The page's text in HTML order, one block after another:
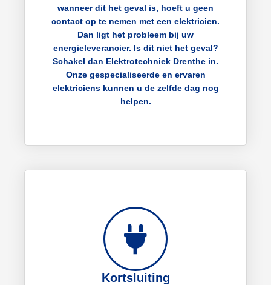
wanneer dit het geval is, hoeft u geen
contact op te nemen met een elektricien.
Dan ligt het probleem bij uw
energieleverancier. Is dit niet het geval?
Schakel dan Elektrotechniek Drenthe in.
Onze gespecialiseerde en ervaren
elektriciens kunnen u de zelfde dag nog
helpen.
Kortsluiting